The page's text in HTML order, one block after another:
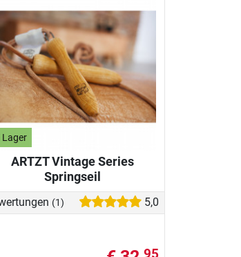
Lager
ARTZT Vintage Series
Springseil
(1) 5,0